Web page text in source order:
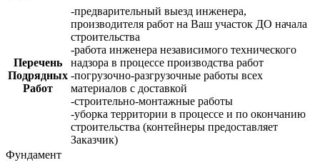
Перечень
Подрядных
Работ
-предварительный выезд инженера,
производителя работ на Ваш участок ДО начала
строительства
-работа инженера независимого технического
надзора в процессе производства работ
-погрузочно-разгрузочные работы всех
материалов с доставкой
-строительно-монтажные работы
-уборка территории в процессе и по окончанию
строительства (контейнеры предоставляет
Заказчик)
Фундамент